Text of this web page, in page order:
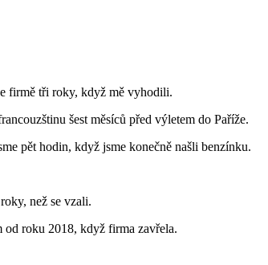
firmě tři roky, když mě vyhodili.
šest měsíců před výletem do Paříže.
pět hodin, když jsme konečně našli benzínku.
než se vzali.
od roku 2018, když firma zavřela.